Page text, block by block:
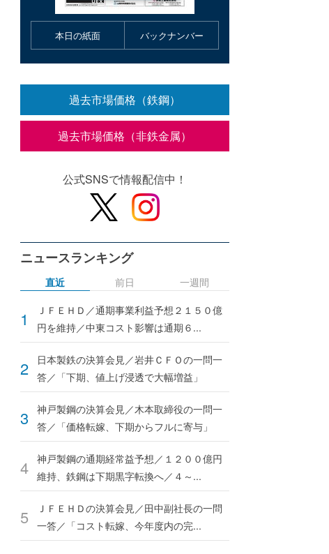
本日の紙面 バックナンバー
過去市場価格（鉄鋼）
過去市場価格（非鉄金属）
公式SNSで情報配信中！
ニュースランキング
直近
ＪＦＥＨＤ／通期事業利益予想２１５０億
円を維持／中東コスト影響は通期６...
日本製鉄の決算会見／岩井ＣＦＯの一問一
答／「下期、値上げ浸透で大幅増益」
神戸製鋼の決算会見／木本取締役の一問一
答／「価格転嫁、下期からフルに寄与」
神戸製鋼の通期経常益予想／１２００億円
維持、鉄鋼は下期黒字転換へ／４～...
ＪＦＥＨＤの決算会見／田中副社長の一問
一答／「コスト転嫁、今年度内の完...
前日 一週間